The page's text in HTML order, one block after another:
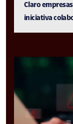
Claro
iniciativa